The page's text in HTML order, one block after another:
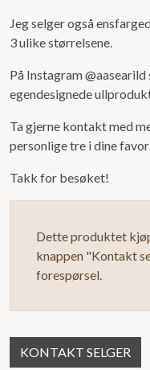
Jeg selger også
3 ulike størrelsene.
På Instagram
egendesignede
Ta gjerne kontakt med
personlige tre i dine
Takk for besøket!
Dette produktet
knappen "Kontakt
forespørsel.
KONTAKT SELGER